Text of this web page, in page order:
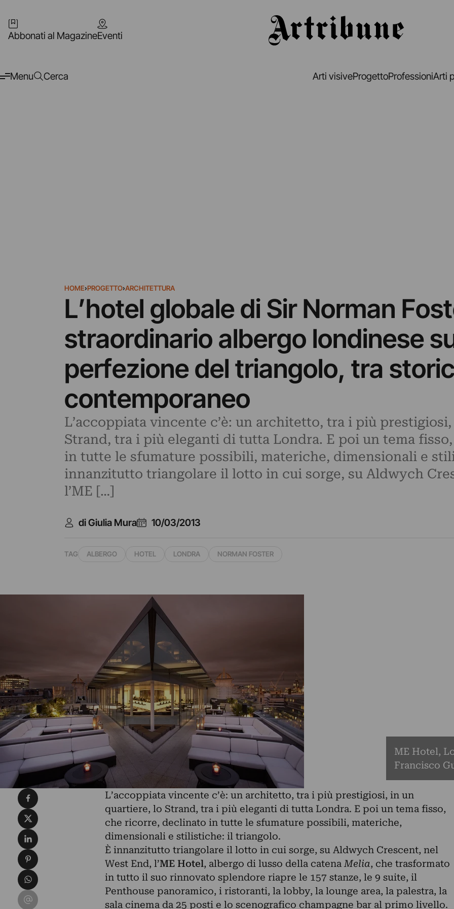
Abbonati al MagazineEventi
Menu Cerca Arti visiveProgettoProfessioniArti
HOME›PROGETTO›ARCHITETTURA
L’hotel globale di Sir Norman
straordinario albergo londinese
perfezione del triangolo, tra
contemporaneo
L’accoppiata vincente c’è: un architetto, tra i più
Strand, tra i più eleganti di tutta Londra. E poi un tema
in tutte le sfumature possibili, materiche, dimensionali e
innanzitutto triangolare il lotto in cui sorge, su Aldwych
l’ME […]
di Giulia Mura 10/03/2013
TAG ALBERGO HOTEL LONDRA NORMAN FOSTER
ME Hotel,
Francisco
L’accoppiata vincente c’è: un architetto, tra i più prestigiosi, in un
quartiere, lo Strand, tra i più eleganti di tutta Londra. E poi un tema fisso,
che ricorre, declinato in tutte le sfumature possibili, materiche,
dimensionali e stilistiche: il triangolo.
È innanzitutto triangolare il lotto in cui sorge, su Aldwych Crescent, nel
West End, l’ME Hotel, albergo di lusso della catena Melia, che trasformato
in tutto il suo rinnovato splendore riapre le 157 stanze, le 9 suite, il
Penthouse panoramico, i ristoranti, la lobby, la lounge area, la palestra, la
sala cinema da 25 posti e lo scenografico champagne bar al primo livello.
Condividi su Facebook
Condividi su X
Condividi su LinkedIn
Condividi su Pinterest
Condividi su WhatsApp
Condividi su Email